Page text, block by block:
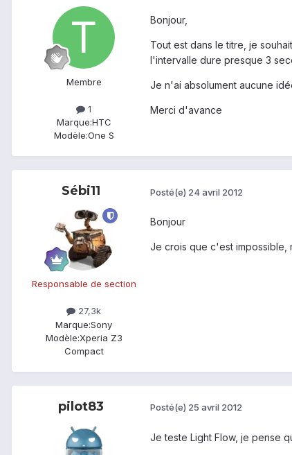
Membre
1
Marque:HTC
Modèle:One S
Bonjour,
Tout est dans le titre, je
l'intervalle dure presque 3
Je n'ai absolument aucune
Merci d'avance
Sébi11
Responsable de section
27,3k
Marque:Sony
Modèle:Xperia Z3
Compact
Posté(e) 24 avril 2012
Bonjour
Je crois que c'est impossible,
pilot83 Posté(e) 25 avril 2012
Je teste Light Flow, je pense